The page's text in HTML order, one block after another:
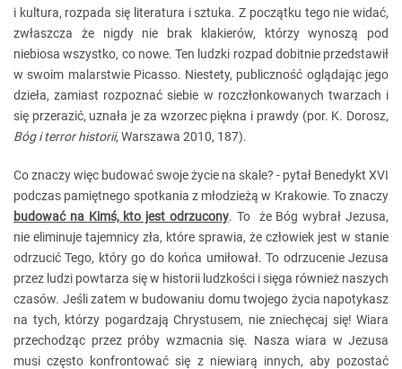
i kultura, rozpada się literatura i sztuka. Z początku tego nie widać,
zwłaszcza że nigdy nie brak klakierów, którzy wynoszą pod
niebiosa wszystko, co nowe. Ten ludzki rozpad dobitnie przedstawił
w swoim malarstwie Picasso. Niestety, publiczność oglądając jego
dzieła, zamiast rozpoznać siebie w rozczłonkowanych twarzach i
się przerazić, uznała je za wzorzec piękna i prawdy (por. K. Dorosz,
Bóg i terror historii, Warszawa 2010, 187).
Co znaczy więc budować swoje życie na skale? - pytał Benedykt XVI
podczas pamiętnego spotkania z młodzieżą w Krakowie. To znaczy
budować na Kimś, kto jest odrzucony. To że Bóg wybrał Jezusa,
nie eliminuje tajemnicy zła, które sprawia, że człowiek jest w stanie
odrzucić Tego, który go do końca umiłował. To odrzucenie Jezusa
przez ludzi powtarza się w historii ludzkości i sięga również naszych
czasów. Jeśli zatem w budowaniu domu twojego życia napotykasz
na tych, którzy pogardzają Chrystusem, nie zniechęcaj się! Wiara
przechodząc przez próby wzmacnia się. Nasza wiara w Jezusa
musi często konfrontować się z niewiarą innych, aby pozostać